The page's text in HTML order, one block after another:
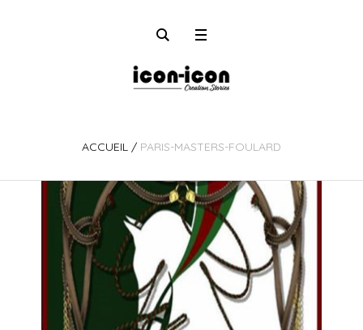
ACCUEIL / PARIS-MASTERS-FOULARD